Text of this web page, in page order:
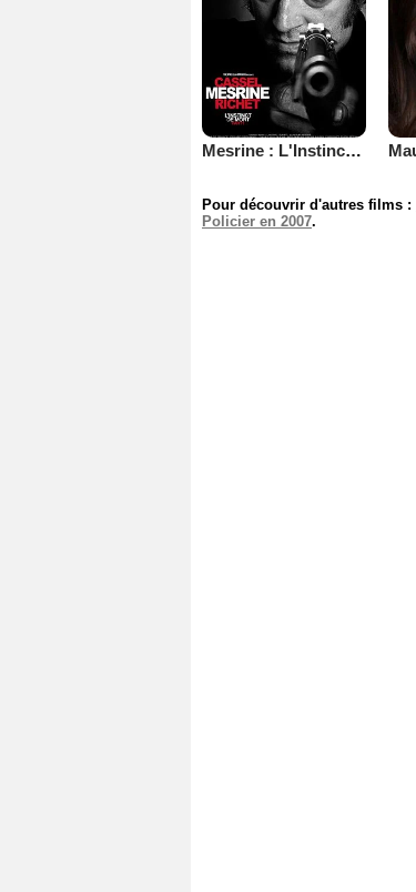
Mesrine : L'Instinct de mort
Pour découvrir d'autres films :
Policier en 2007.